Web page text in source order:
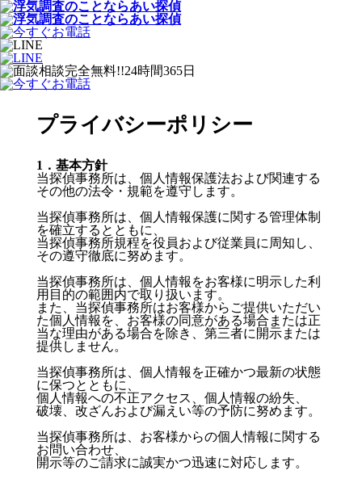
プライバシーポリシー
1．基本方針
当探偵事務所は、個人情報保護法および関連する
その他の法令・規範を遵守します。
当探偵事務所は、個人情報保護に関する管理体制
を確立するとともに、
当探偵事務所規程を役員および従業員に周知し、
その遵守徹底に努めます。
当探偵事務所は、個人情報をお客様に明示した利
用目的の範囲内で取り扱います。
また、当探偵事務所はお客様からご提供いただい
た個人情報を、お客様の同意がある場合または正
当な理由がある場合を除き、第三者に開示または
提供しません。
当探偵事務所は、個人情報を正確かつ最新の状態
に保つとともに、
個人情報への不正アクセス、個人情報の紛失、
破壊、改ざんおよび漏えい等の予防に努めます。
当探偵事務所は、お客様からの個人情報に関する
お問い合わせ、
開示等のご請求に誠実かつ迅速に対応します。